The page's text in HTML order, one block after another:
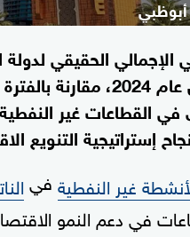
أبوظبي
إستراتيجية التنويع
غير النفطية في
في دعم النمو